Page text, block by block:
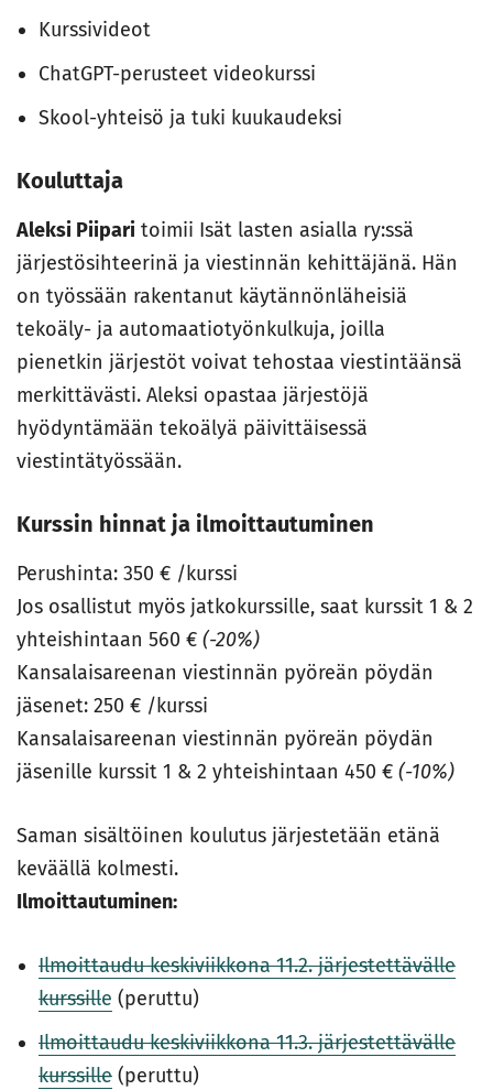
Kurssivideot
ChatGPT-perusteet videokurssi
Skool-yhteisö ja tuki kuukaudeksi
Kouluttaja
Aleksi Piipari toimii Isät lasten asialla ry:ssä
järjestösihteerinä ja viestinnän kehittäjänä. Hän
on työssään rakentanut käytännönläheisiä
tekoäly- ja automaatiotyönkulkuja, joilla
pienetkin järjestöt voivat tehostaa viestintäänsä
merkittävästi. Aleksi opastaa järjestöjä
hyödyntämään tekoälyä päivittäisessä
viestintätyössään.
Kurssin hinnat ja ilmoittautuminen
Perushinta: 350 € /kurssi
Jos osallistut myös jatkokurssille, saat kurssit 1 & 2
yhteishintaan 560 € (-20%)
Kansalaisareenan viestinnän pyöreän pöydän
jäsenet: 250 € /kurssi
Kansalaisareenan viestinnän pyöreän pöydän
jäsenille kurssit 1 & 2 yhteishintaan 450 € (-10%)
Saman sisältöinen koulutus järjestetään etänä
keväällä kolmesti.
Ilmoittautuminen:
Ilmoittaudu keskiviikkona 11.2. järjestettävälle
kurssille (peruttu)
Ilmoittaudu keskiviikkona 11.3. järjestettävälle
kurssille (peruttu)